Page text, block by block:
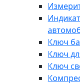
Ключ
Ключ
Ключ